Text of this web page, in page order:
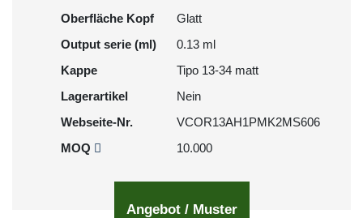
Oberfläche Kopf
Glatt
Output serie (ml)
0.13 ml
Kappe
Tipo 13-34 matt
Lagerartikel
Nein
Webseite-Nr.
VCOR13AH1PMK2MS606
MOQ
10.000
Angebot / Muster